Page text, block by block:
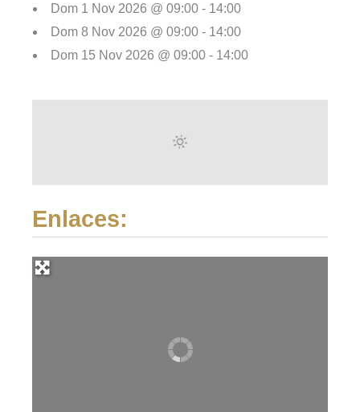
Dom 1 Nov 2026 @ 09:00 - 14:00
Dom 8 Nov 2026 @ 09:00 - 14:00
Dom 15 Nov 2026 @ 09:00 - 14:00
Enlaces: